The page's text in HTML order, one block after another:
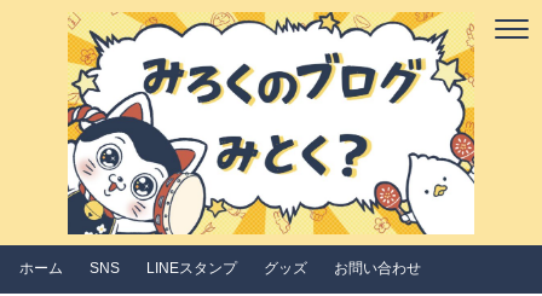
ホーム SNS LINEスタンプ グッズ お問い合わせ